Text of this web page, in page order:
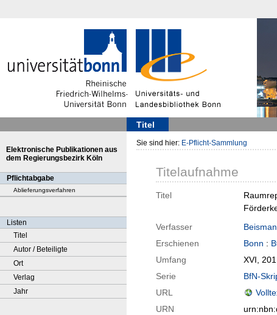
Titel
Elektronische Publikationen aus
dem Regierungsbezirk Köln
Pflichtabgabe
Ablieferungsverfahren
Listen
Titel
Autor / Beteiligte
Ort
Verlag
Jahr
Sie sind hier: E-Pflicht-Sammlung
Titelaufnahme
Titel
Verfasser
Erschienen
Bonn :
Umfang
XVI,
Serie
BfN-
URL
URN